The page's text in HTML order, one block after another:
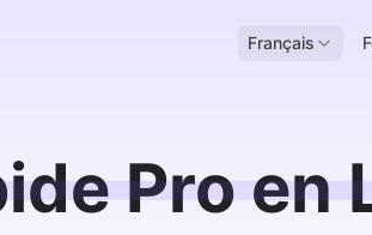
Français
Pro en